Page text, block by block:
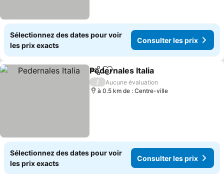
Sélectionnez des dates pour voir
les prix exacts
Consulter les prix
PartagerAjouter à mes favoris
Pedernales Italia
/
Aucune évaluation
à 0.5 km de : Centre-ville
Sélectionnez des dates pour voir
les prix exacts
Consulter les prix